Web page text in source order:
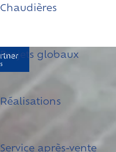
Chaudières
Projets globaux
Réalisations
Service après-vente